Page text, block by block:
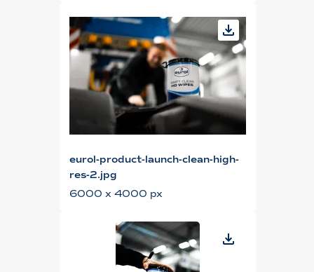
eurol-product-launch-clean-high-
res-2.jpg
6000 x 4000 px